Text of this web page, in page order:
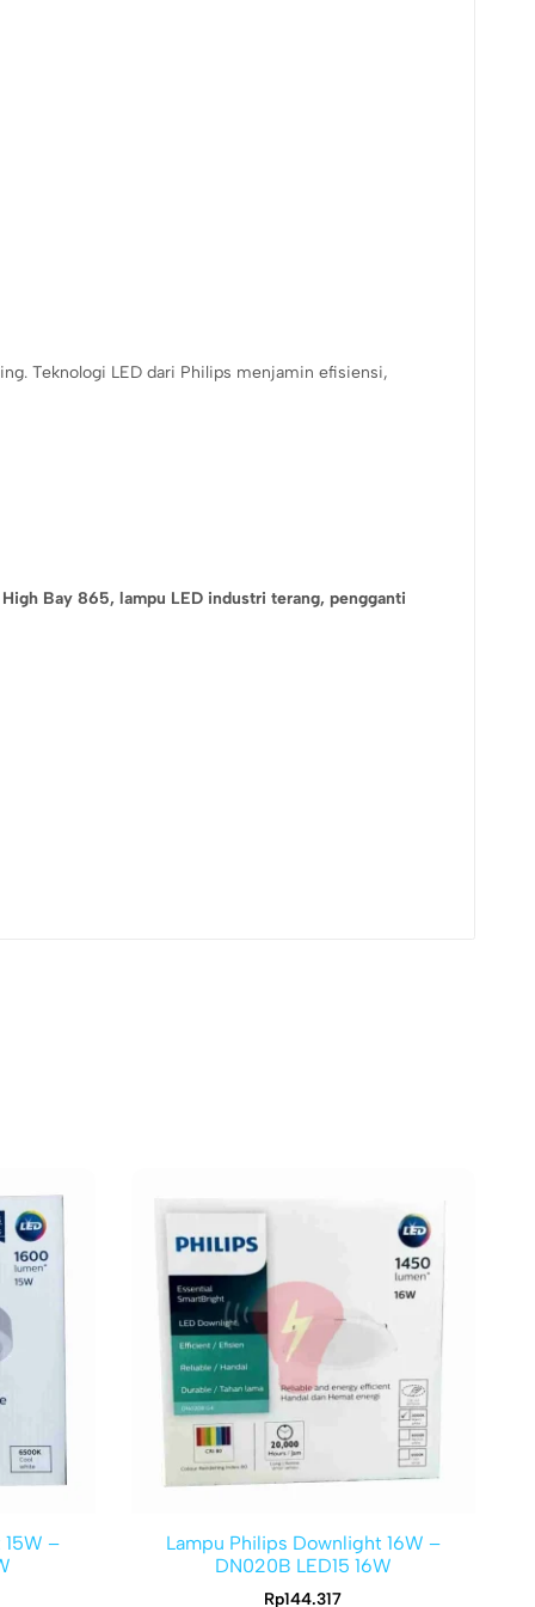
Teknologi LED dari Philips menjamin efisiensi,
Bay 865, lampu LED industri terang, pengganti
–
Lampu Philips Downlight 16W –
DN020B LED15 16W
Rp144.317